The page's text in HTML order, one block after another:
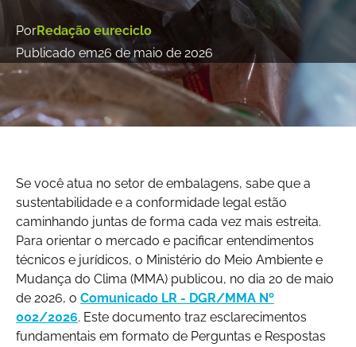
PorRedação eureciclo
Publicado em26 de maio de 2026
Se você atua no setor de embalagens, sabe que a
sustentabilidade e a conformidade legal estão
caminhando juntas de forma cada vez mais estreita.
Para orientar o mercado e pacificar entendimentos
técnicos e jurídicos, o Ministério do Meio Ambiente e
Mudança do Clima (MMA) publicou, no dia 20 de maio
de 2026, o Comunicado LR - DGR/MMA Nº
002/2026. Este documento traz esclarecimentos
fundamentais em formato de Perguntas e Respostas